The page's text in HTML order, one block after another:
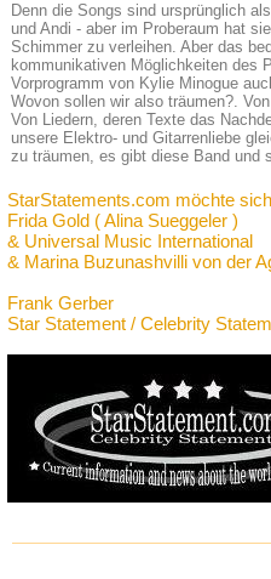
Denn die Songs sind ursprünglich
und Andi - aber im Proberaum hat
Schimmer zu verleihen. Aber das
kommunikativen Möglichkeiten des
Vorprogramm von Kylie Minogue
Wovon sollen wir also träumen?.
Von Liedern, deren Texte das
unsere Elektro- und Gitarrenliebe
zu träumen, es gibt diese Band und
StarStatements.com möchte
Frida Gold ( Alina Sueggeler )
& Universal Music International
& Marina Buzunashvilli von der
Frank Gerber
Star Statement / Celebrity